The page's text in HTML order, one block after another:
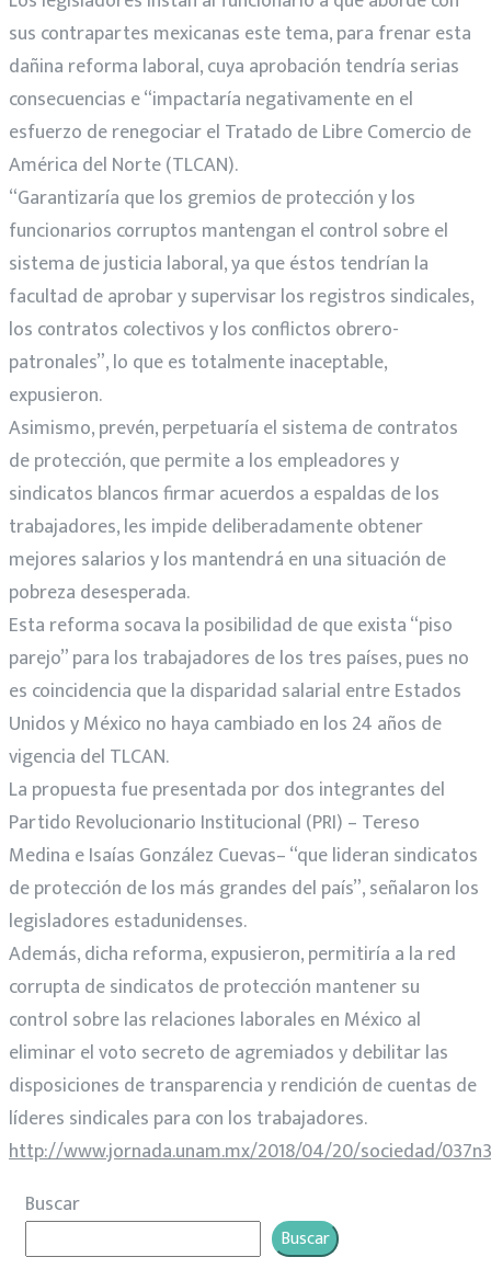
sus contrapartes mexicanas este tema, para frenar esta
dañina reforma laboral, cuya aprobación tendría serias
consecuencias e “impactaría negativamente en el
esfuerzo de renegociar el Tratado de Libre Comercio de
América del Norte (TLCAN).
“Garantizaría que los gremios de protección y los
funcionarios corruptos mantengan el control sobre el
sistema de justicia laboral, ya que éstos tendrían la
facultad de aprobar y supervisar los registros sindicales,
los contratos colectivos y los conflictos obrero-
patronales”, lo que es totalmente inaceptable,
expusieron.
Asimismo, prevén, perpetuaría el sistema de contratos
de protección, que permite a los empleadores y
sindicatos blancos firmar acuerdos a espaldas de los
trabajadores, les impide deliberadamente obtener
mejores salarios y los mantendrá en una situación de
pobreza desesperada.
Esta reforma socava la posibilidad de que exista “piso
parejo” para los trabajadores de los tres países, pues no
es coincidencia que la disparidad salarial entre Estados
Unidos y México no haya cambiado en los 24 años de
vigencia del TLCAN.
La propuesta fue presentada por dos integrantes del
Partido Revolucionario Institucional (PRI) – Tereso
Medina e Isaías González Cuevas– “que lideran sindicatos
de protección de los más grandes del país”, señalaron los
legisladores estadunidenses.
Además, dicha reforma, expusieron, permitiría a la red
corrupta de sindicatos de protección mantener su
control sobre las relaciones laborales en México al
eliminar el voto secreto de agremiados y debilitar las
disposiciones de transparencia y rendición de cuentas de
líderes sindicales para con los trabajadores.
http://www.jornada.unam.mx/2018/04/20/sociedad/
Buscar
Buscar